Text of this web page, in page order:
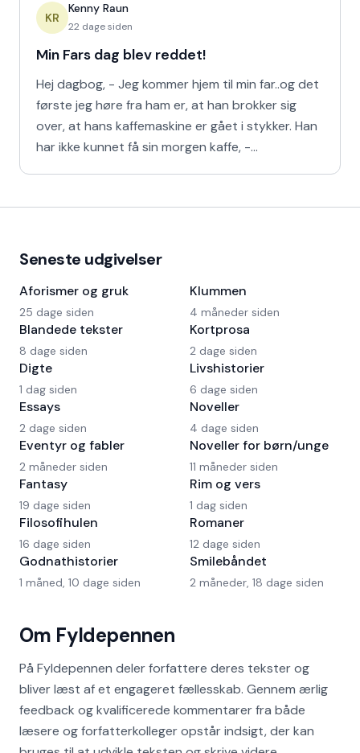
KR
Kenny Raun
22 dage siden
Min Fars dag blev reddet!
Hej dagbog, - Jeg kommer hjem til min far..og det
første jeg høre fra ham er, at han brokker sig
over, at hans kaffemaskine er gået i stykker. Han
har ikke kunnet få sin morgen kaffe, -
Om Fyldepennen
På Fyldepennen deler forfattere deres tekster og
bliver læst af et engageret fællesskab. Gennem ærlig
feedback og kvalificerede kommentarer fra både
læsere og forfatterkolleger opstår indsigt, der kan
Seneste udgivelser
Aforismer og gruk
25 dage siden
Blandede tekster
8 dage siden
Digte
1 dag siden
Essays
2 dage siden
Eventyr og fabler
2 måneder siden
Fantasy
19 dage siden
Filosofihulen
16 dage siden
Godnathistorier
1 måned, 10 dage siden
Klummen
4 måneder siden
Kortprosa
2 dage siden
Livshistorier
6 dage siden
Noveller
4 dage siden
Noveller for børn/unge
11 måneder siden
Rim og vers
1 dag siden
Romaner
12 dage siden
Smilebåndet
2 måneder, 18 dage siden